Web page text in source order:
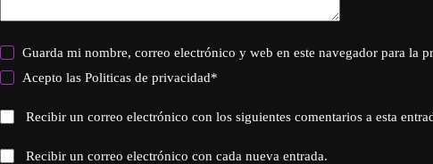
Guarda mi nombre, correo electrónico y web en este navegador para la
Acepto lasPoliticas de privacidad*
Recibir un correo electrónico con los siguientes comentarios a esta
Recibir un correo electrónico con cada nueva entrada.